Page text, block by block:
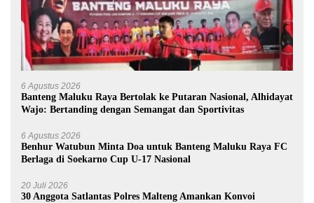
6 Agustus 2026
Banteng Maluku Raya Bertolak ke Putaran Nasional, Alhidayat
Wajo: Bertanding dengan Semangat dan Sportivitas
6 Agustus 2026
Benhur Watubun Minta Doa untuk Banteng Maluku Raya FC
Berlaga di Soekarno Cup U-17 Nasional
20 Juli 2026
30 Anggota Satlantas Polres Malteng Amankan Konvoi